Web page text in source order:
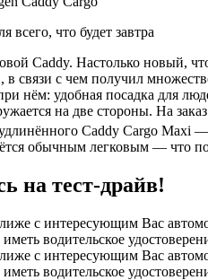
всего, что будет завтра
Caddy. Настолько новый,
в связи с чем получил
нём: удобная посадка для
на две стороны. На
Caddy Cargo Maxi
обычным легковым — что
на тест-драйв!
с интересующим Вас
водительское
с интересующим Вас
водительское